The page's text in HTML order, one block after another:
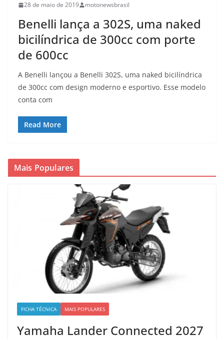
28 de maio de 2019 motonewsbrasil
Benelli lança a 302S, uma naked
bicilíndrica de 300cc com porte
de 600cc
A Benelli lançou a Benelli 302S, uma naked bicilíndrica
de 300cc com design moderno e esportivo. Esse modelo
conta com
Read More
Mais Populares
FICHA TÉCNICA MAIS POPULARES
Yamaha Lander Connected 2027